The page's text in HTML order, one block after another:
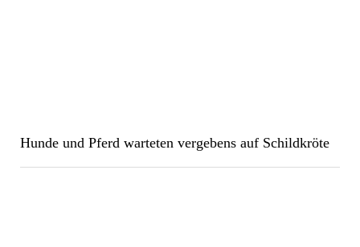
Hunde und Pferd warteten vergebens auf Schildkröte